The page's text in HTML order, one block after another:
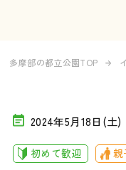
多摩部の都立公園TOP
2024年5月18日(土)
初めて歓迎 親